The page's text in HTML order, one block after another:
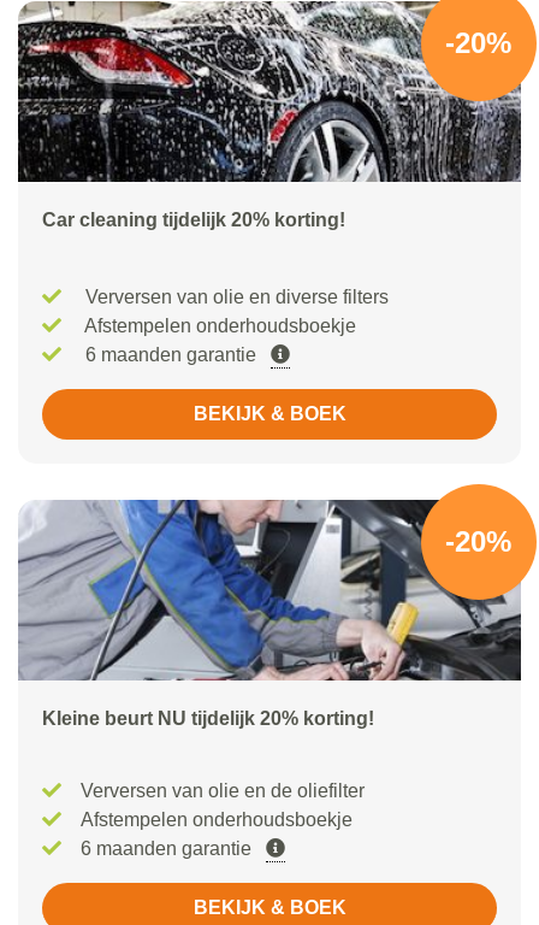
-20%
Car cleaning tijdelijk 20% korting!
Verversen van olie en diverse filters
Afstempelen onderhoudsboekje
6 maanden garantie
BEKIJK & BOEK
-20%
Kleine beurt NU tijdelijk 20% korting!
Verversen van olie en de oliefilter
Afstempelen onderhoudsboekje
6 maanden garantie
BEKIJK & BOEK